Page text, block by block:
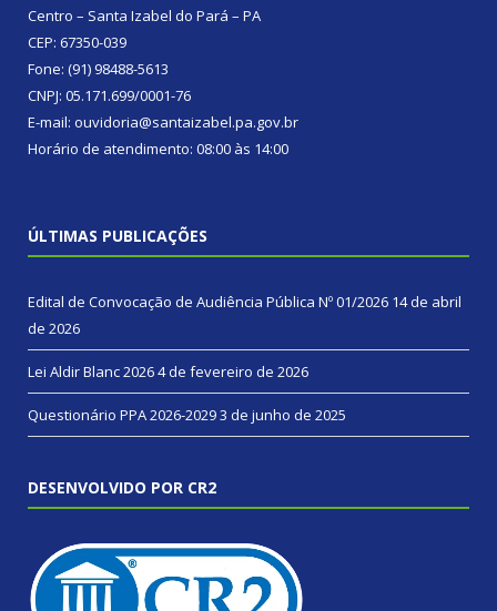
Centro – Santa Izabel do Pará – PA
CEP: 67350-039
Fone: (91) 98488-5613
CNPJ: 05.171.699/0001-76
E-mail: ouvidoria@santaizabel.pa.gov.br
Horário de atendimento: 08:00 às 14:00
ÚLTIMAS PUBLICAÇÕES
Edital de Convocação de Audiência Pública Nº 01/2026 14 de abril
de 2026
Lei Aldir Blanc 20264 de fevereiro de 2026
Questionário PPA 2026-20293 de junho de 2025
DESENVOLVIDO POR CR2